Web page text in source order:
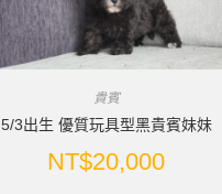
貴賓
5/3出生 優質玩具型黑貴賓妹妹
NT$20,000